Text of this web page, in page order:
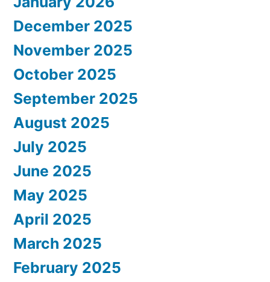
December 2025
November 2025
October 2025
September 2025
August 2025
July 2025
June 2025
May 2025
April 2025
March 2025
February 2025